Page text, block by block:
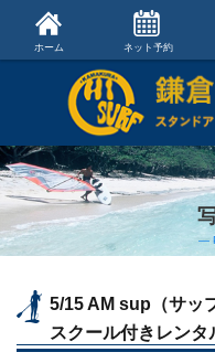
ホーム ネット予約
―
5/15 AM sup（サッ
スクール付きレン